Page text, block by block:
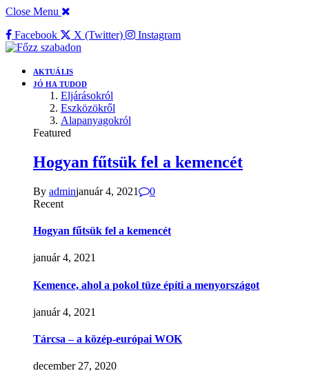
Close Menu
Facebook
X (Twitter) Instagram
AKTUÁLIS
JÓ HA TUDOD
Eljárásokról
Eszközökről
Alapanyagokról
Featured
Hogyan fűtsük fel a kemencét
By adminjanuár 4, 2021
0
Recent
Hogyan fűtsük fel a kemencét
január 4, 2021
Kemence, ahol a pokol tüze építi a menyországot
január 4, 2021
Tárcsa – a közép-európai WOK
december 27, 2020